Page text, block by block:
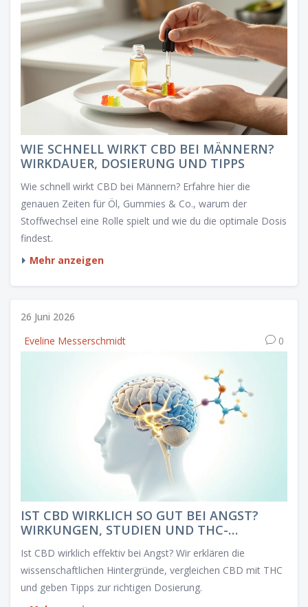
WIE SCHNELL WIRKT CBD BEI MÄNNERN?
WIRKDAUER, DOSIERUNG UND TIPPS
Wie schnell wirkt CBD bei Männern? Erfahre hier die
genauen Zeiten für Öl, Gummies & Co., warum der
Stoffwechsel eine Rolle spielt und wie du die optimale Dosis
findest.
Mehr anzeigen
26 Juni 2026
Eveline Messerschmidt
0
IST CBD WIRKLICH SO GUT BEI ANGST?
WIRKUNGEN, STUDIEN UND THC-
Ist CBD wirklich effektiv bei Angst? Wir erklären die
wissenschaftlichen Hintergründe, vergleichen CBD mit THC
und geben Tipps zur richtigen Dosierung.